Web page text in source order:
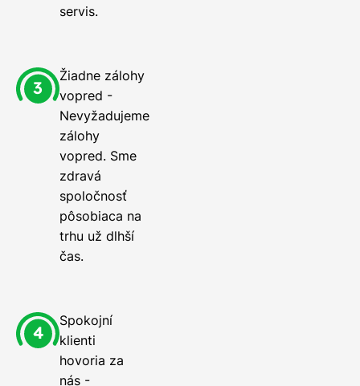
servis.
Žiadne zálohy
vopred -
Nevyžadujeme
zálohy
vopred. Sme
zdravá
spoločnosť
pôsobiaca na
trhu už dlhší
čas.
Spokojní
klienti
hovoria za
nás -